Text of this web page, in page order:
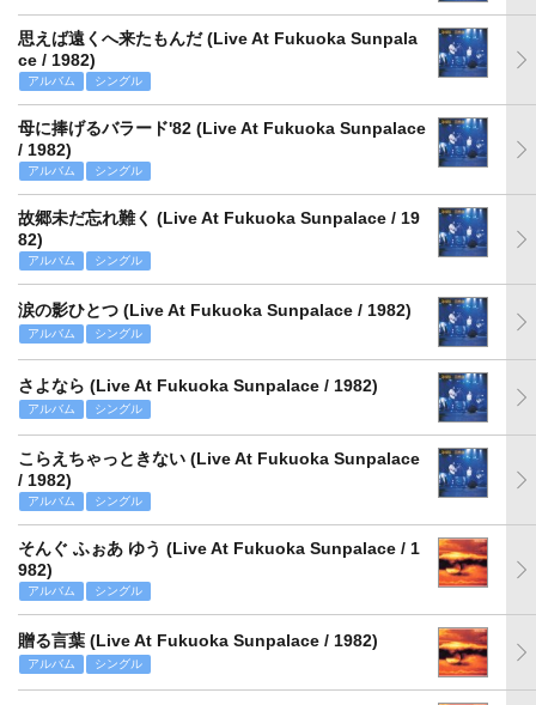
思えば遠くへ来たもんだ (Live At Fukuoka Sunpala
ce / 1982)
アルバム シングル
母に捧げるバラード'82 (Live At Fukuoka Sunpalace
/ 1982)
アルバム シングル
故郷未だ忘れ難く (Live At Fukuoka Sunpalace / 19
82)
アルバム シングル
涙の影ひとつ (Live At Fukuoka Sunpalace / 1982)
アルバム シングル
さよなら (Live At Fukuoka Sunpalace / 1982)
アルバム シングル
こらえちゃっときない (Live At Fukuoka Sunpalace
/ 1982)
アルバム シングル
そんぐ ふぉあ ゆう (Live At Fukuoka Sunpalace / 1
982)
アルバム シングル
贈る言葉 (Live At Fukuoka Sunpalace / 1982)
アルバム シングル